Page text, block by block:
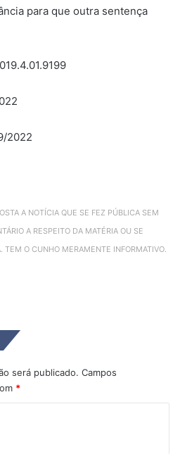
para que outra sentença
2022
A NOTÍCIA QUE SE FEZ PÚBLICA SEM
A RESPEITO DA MATÉRIA OU SE
TEM O CUNHO MERAMENTE INFORMATIVO.
será publicado. Campos
*